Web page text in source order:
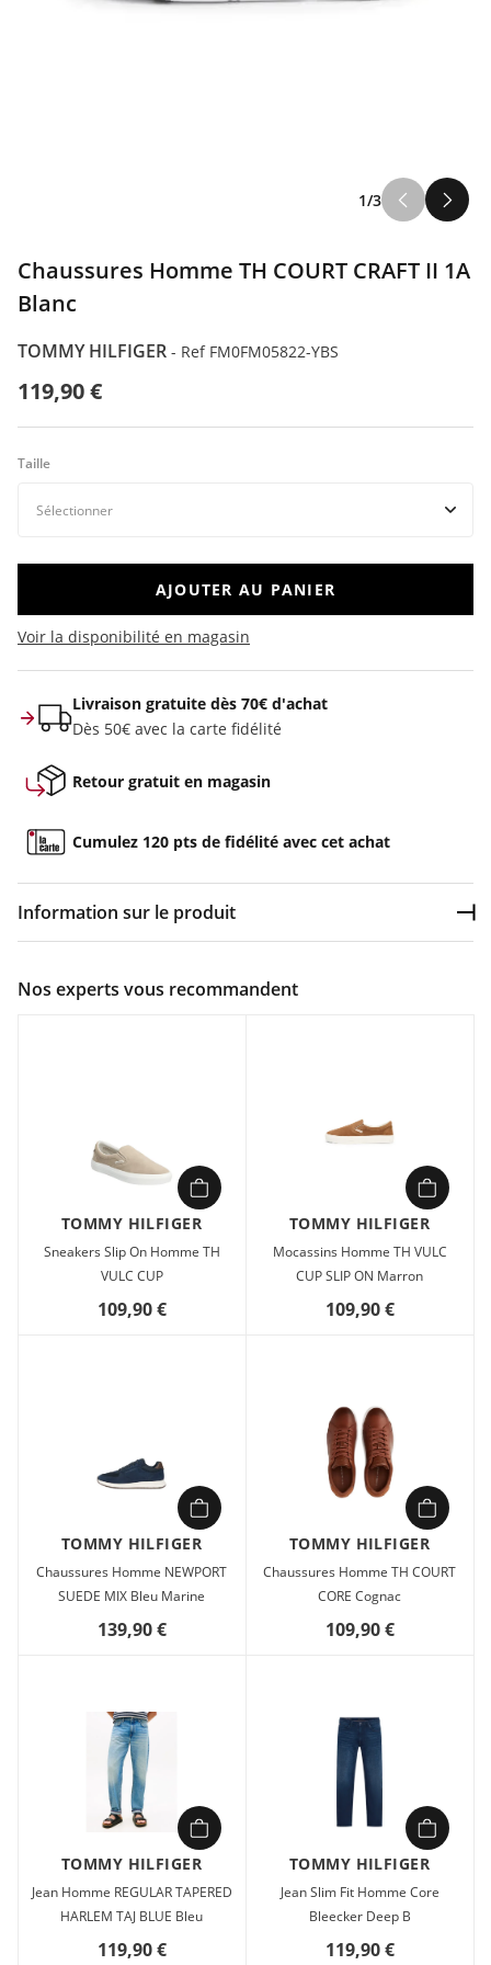
1/3
Chaussures Homme TH COURT CRAFT II 1A
Blanc
TOMMY HILFIGER - Ref FM0FM05822-YBS
119,90 €
Taille
AJOUTER AU PANIER
Voir la disponibilité en magasin
Livraison gratuite dès 70€ d'achat
Dès 50€ avec la carte fidélité
Retour gratuit en magasin
Cumulez 120 pts de fidélité avec cet achat
Information sur le produit
Nos experts vous recommandent
TOMMY HILFIGER
Sneakers Slip On Homme TH
VULC CUP
109,90 €
TOMMY HILFIGER
Mocassins Homme TH VULC
CUP SLIP ON Marron
109,90 €
TOMMY HILFIGER
Chaussures Homme NEWPORT
SUEDE MIX Bleu Marine
139,90 €
TOMMY HILFIGER
Chaussures Homme TH COURT
CORE Cognac
109,90 €
TOMMY HILFIGER
Jean Homme REGULAR TAPERED
HARLEM TAJ BLUE Bleu
119,90 €
TOMMY HILFIGER
Jean Slim Fit Homme Core
Bleecker Deep B
119,90 €